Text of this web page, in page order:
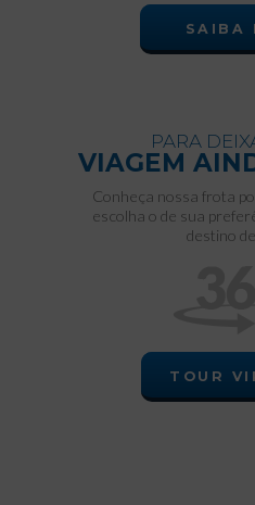
SAIBA
PARA
VIAGEM
Conheça nossa frota
escolha o de sua
destino
TOUR